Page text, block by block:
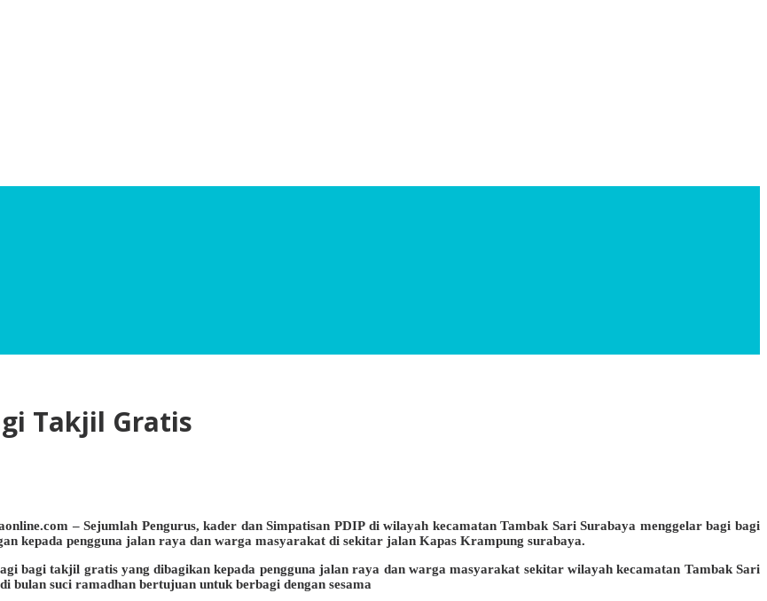
Takjil Gratis
– Sejumlah Pengurus, kader dan Simpatisan PDIP di wilayah kecamatan Tambak Sari Surabaya menggelar bagi bagi
kepada pengguna jalan raya dan warga masyarakat di sekitar jalan Kapas Krampung surabaya.
bagi takjil gratis yang dibagikan kepada pengguna jalan raya dan warga masyarakat sekitar wilayah kecamatan Tambak Sari
bulan suci ramadhan bertujuan untuk berbagi dengan sesama